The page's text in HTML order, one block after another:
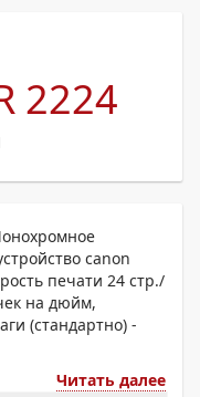
2224
canon
печати 24 стр./
на дюйм,
(стандартно) -
Читать далее